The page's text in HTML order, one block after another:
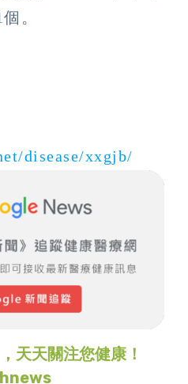
。
disease/xxgjb/
天天關注您健康！